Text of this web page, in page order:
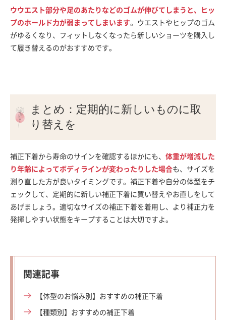
ウウエスト部分や足のあたりなどのゴムが伸びてしまうと、ヒッ
プのホールド力が弱まってしまいます。ウエストやヒップのゴム
がゆるくなり、フィットしなくなったら新しいショーツを購入し
て履き替えるのがおすすめです。
まとめ：定期的に新しいものに取
り替えを
補正下着から寿命のサインを確認するほかにも、 体重が増減した
り年齢によってボディラインが変わったりした場合も、サイズを
測り直した方が良いタイミングです。補正下着や自分の体型をチ
ェックして、定期的に新しい補正下着に買い替えやお直しをして
あげましょう。適切なサイズの補正下着を着用し、より補正力を
発揮しやすい状態をキープすることは大切ですよ。
関連記事
【体型のお悩み別】おすすめの補正下着
【種類別】おすすめの補正下着